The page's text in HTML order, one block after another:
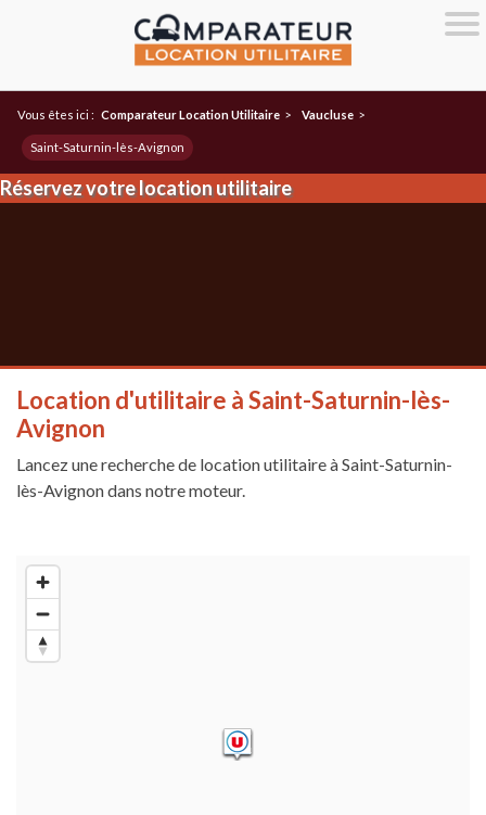
Vous êtes ici : Comparateur Location Utilitaire > Vaucluse >
Saint-Saturnin-lès-Avignon
Réservez votre location utilitaire
Location d'utilitaire à Saint-Saturnin-lès-
Avignon
Lancez une recherche de location utilitaire à Saint-Saturnin-
lès-Avignon dans notre moteur.